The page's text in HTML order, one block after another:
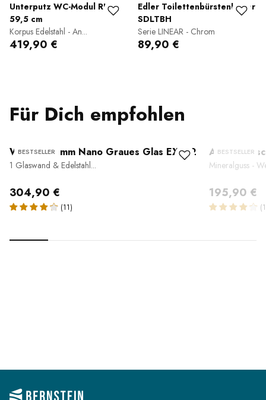
Unterputz WC-Modul RIA
59,5 cm
Korpus Edelstahl - An...
419,90 €
Edler Toilettenbürstenhalter
SDLTBH
Serie LINEAR - Chrom
89,90 €
Für Dich empfohlen
BESTSELLER
Walk-In 10 mm Nano Graues Glas EX102
1 Glaswand & Edelstahl...
304,90 €
(11)
BESTSELLER
Mineralguss -
195,90 €